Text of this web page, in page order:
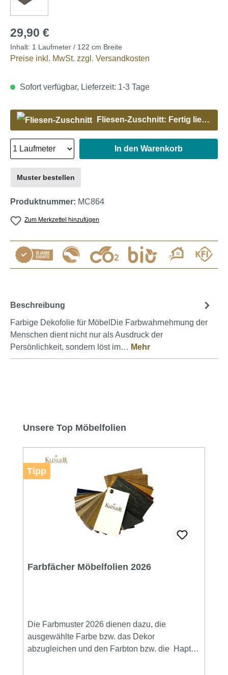
29,90 €
Inhalt: 1 Laufmeter / 122 cm Breite
Preise inkl. MwSt. zzgl. Versandkosten
Sofort verfügbar, Lieferzeit: 1-3 Tage
Fliesen-Zuschnitt: Fertig liefern lassen
In den Warenkorb
Zum Merkzettel hinzufügen
Muster bestellen
Produktnummer: MC864
Beschreibung
Farbige Dekofolie für MöbelDie Farbwahrnehmung der
Menschen dient nicht nur als Ausdruck der
Persönlichkeit, sondern löst im… Mehr
Produktgalerie überspringen
Unsere Top Möbelfolien
Tipp
Farbfächer Möbelfolien 2026
Die Farbmuster 2026 dienen dazu, die
ausgewählte Farbe bzw. das Dekor
abzugleichen und den Farbton bzw. die Haptik